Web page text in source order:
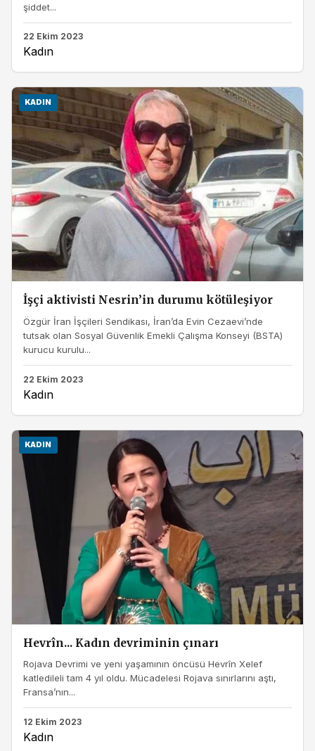
şiddet...
22 Ekim 2023
Kadın
KADIN
İşçi aktivisti Nesrin’in durumu kötüleşiyor
Özgür İran İşçileri Sendikası, İran’da Evin Cezaevi’nde
tutsak olan Sosyal Güvenlik Emekli Çalışma Konseyi (BSTA)
kurucu kurulu...
22 Ekim 2023
Kadın
KADIN
Hevrîn... Kadın devriminin çınarı
Rojava Devrimi ve yeni yaşamının öncüsü Hevrîn Xelef
katledileli tam 4 yıl oldu. Mücadelesi Rojava sınırlarını aştı,
Fransa’nın...
12 Ekim 2023
Kadın